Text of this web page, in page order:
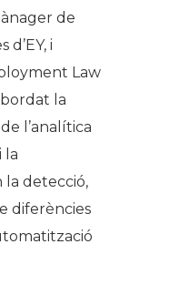
de
i
Law
la
l’analítica
la
la detecció,
diferències